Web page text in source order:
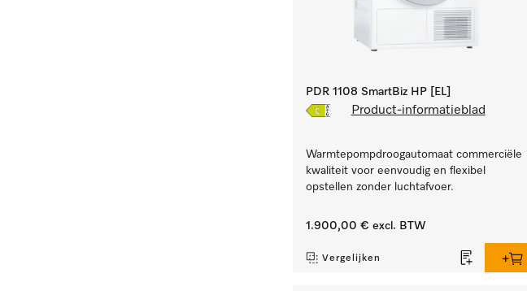
PDR 1108 SmartBiz HP [EL]
Product-informatieblad
Warmtepompdroogautomaat commerciële
kwaliteit voor eenvoudig en flexibel
opstellen zonder luchtafvoer.
1.900,00 € excl. BTW
Vergelijken